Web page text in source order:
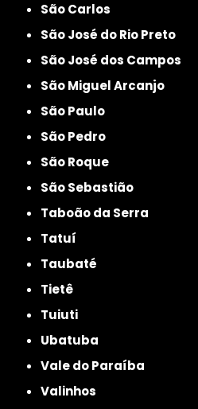
São Carlos
São José do Rio Preto
São José dos Campos
São Miguel Arcanjo
São Paulo
São Pedro
São Roque
São Sebastião
Taboão da Serra
Tatuí
Taubaté
Tietê
Tuiuti
Ubatuba
Vale do Paraíba
Valinhos